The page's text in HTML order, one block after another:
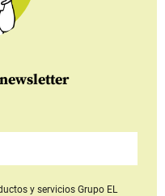
y serviciosGrupo EL